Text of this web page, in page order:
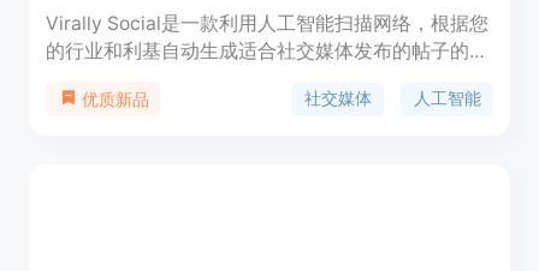
Virally Social是一款利用人工智能扫描网络，根据您
的行业和利基自动生成适合社交媒体发布的帖子的工
度，并帮助您找到内容的有效性。
优质新品 社交媒体 人工智能